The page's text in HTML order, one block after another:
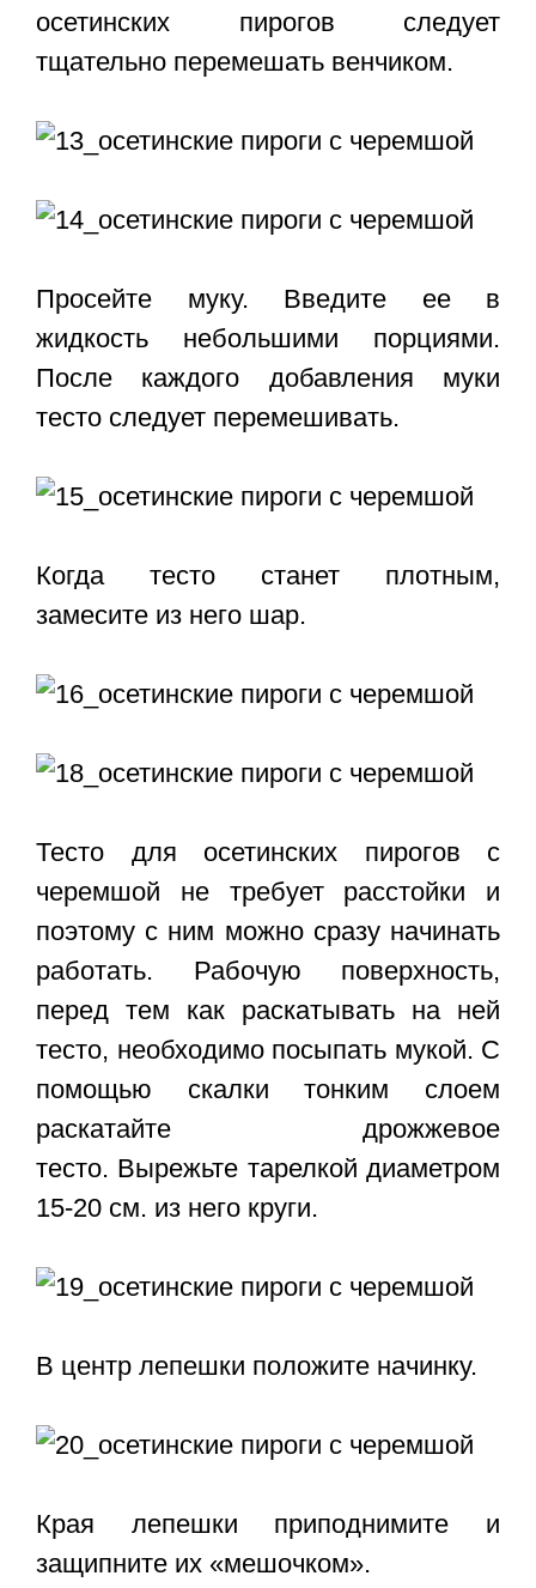
осетинских пирогов следует
тщательно перемешать венчиком.
Просейте муку. Введите ее в
жидкость небольшими порциями.
После каждого добавления муки
тесто следует перемешивать.
Когда тесто станет плотным,
замесите из него шар.
Тесто для осетинских пирогов с
черемшой не требует расстойки и
поэтому с ним можно сразу начинать
работать. Рабочую поверхность,
перед тем как раскатывать на ней
тесто, необходимо посыпать мукой. С
помощью скалки тонким слоем
раскатайте дрожжевое
тесто. Вырежьте тарелкой диаметром
15-20 см. из него круги.
В центр лепешки положите начинку.
Края лепешки приподнимите и
защипните их «мешочком».